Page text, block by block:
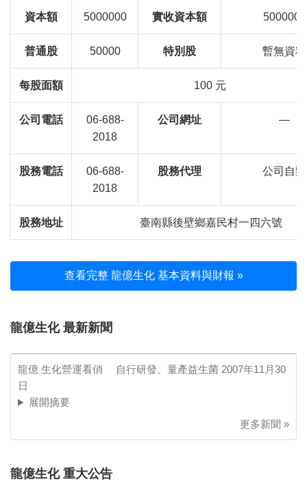
資本額 5000000 實收資本額 5000000
普通股 50000 特別股 暫無資料
每股面額 100 元
公司電話
06-688-
2018
公司網址 —
股務電話
06-688-
2018
股務代理 公司自辦
股務地址 臺南縣後壁鄉嘉民村一四六號
查看完整 龍億生化 基本資料與財報 »
龍億生化 最新新聞
龍億 生化營運看俏 自行研發、量產益生菌 2007年11月30
日
展開摘要
更多新聞 »
龍億生化 重大公告